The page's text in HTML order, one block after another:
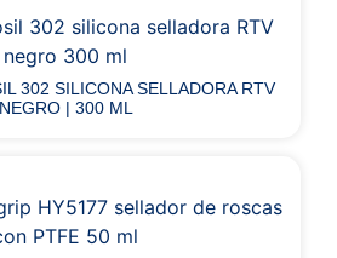
302 SILICONA SELLADORA RTV
NEGRO | 300 ML